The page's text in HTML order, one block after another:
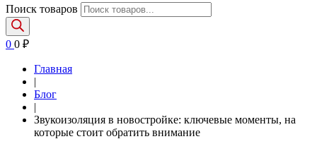
Поиск товаров
0 0 ₽
Главная
|
Блог
|
Звукоизоляция в новостройке: ключевые моменты, на
которые стоит обратить внимание